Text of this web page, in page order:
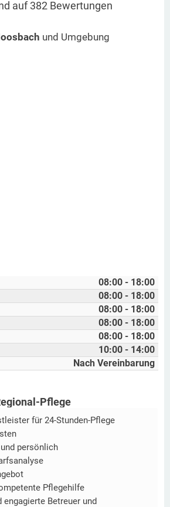
auf382 Bewertungen
und Umgebung
08:00 - 18:00
08:00 - 18:00
08:00 - 18:00
08:00 - 18:00
08:00 - 18:00
10:00 - 14:00
Nach Vereinbarung
Pflege
für 24-Stunden-Pflege
persönlich
Pflegehilfe
engagierte Betreuer und